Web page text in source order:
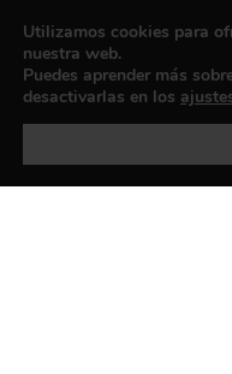
Política de
Utilizamos cookies para
nuestra web.
Puedes aprender más
desactivarlas en los